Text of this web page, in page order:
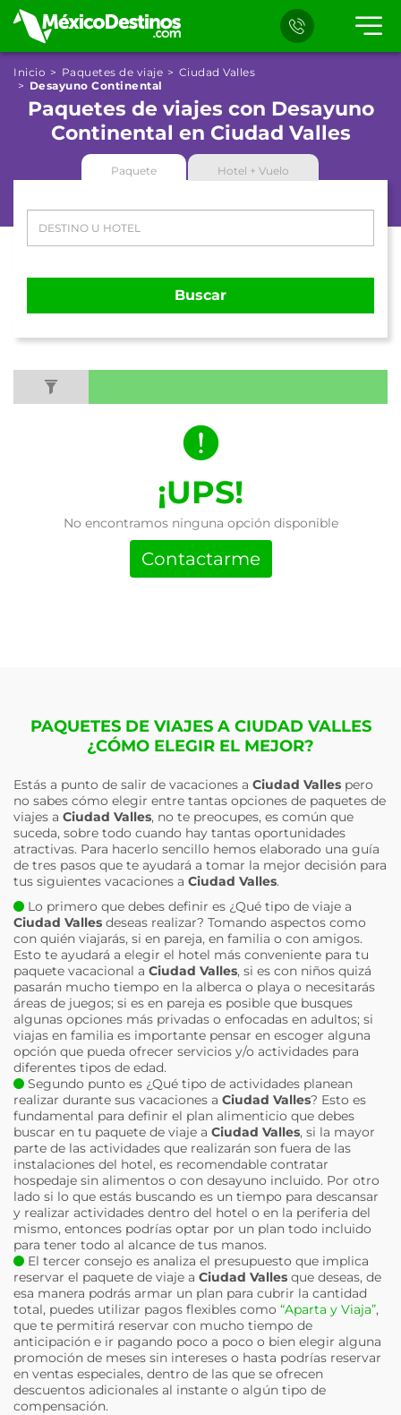
Inicio Paquetes de viaje
Ciudad Valles
Desayuno Continental
Paquetes de viajes con Desayuno
Continental en Ciudad Valles
Paquete Hotel + Vuelo
Buscar
¡UPS!
No encontramos ninguna opción disponible
Contactarme
PAQUETES DE VIAJES A CIUDAD VALLES
¿CÓMO ELEGIR EL MEJOR?
Estás a punto de salir de vacaciones a Ciudad Valles pero
no sabes cómo elegir entre tantas opciones de paquetes de
viajes a Ciudad Valles, no te preocupes, es común que
suceda, sobre todo cuando hay tantas oportunidades
atractivas. Para hacerlo sencillo hemos elaborado una guía
de tres pasos que te ayudará a tomar la mejor decisión para
tus siguientes vacaciones a Ciudad Valles.
Lo primero que debes definir es ¿Qué tipo de viaje a
Ciudad Valles deseas realizar? Tomando aspectos como
con quién viajarás, si en pareja, en familia o con amigos.
Esto te ayudará a elegir el hotel más conveniente para tu
paquete vacacional a Ciudad Valles, si es con niños quizá
pasarán mucho tiempo en la alberca o playa o necesitarás
áreas de juegos; si es en pareja es posible que busques
algunas opciones más privadas o enfocadas en adultos; si
viajas en familia es importante pensar en escoger alguna
opción que pueda ofrecer servicios y/o actividades para
diferentes tipos de edad.
Segundo punto es ¿Qué tipo de actividades planean
realizar durante sus vacaciones a Ciudad Valles? Esto es
fundamental para definir el plan alimenticio que debes
buscar en tu paquete de viaje a Ciudad Valles, si la mayor
parte de las actividades que realizarán son fuera de las
instalaciones del hotel, es recomendable contratar
hospedaje sin alimentos o con desayuno incluido. Por otro
lado si lo que estás buscando es un tiempo para descansar
y realizar actividades dentro del hotel o en la periferia del
mismo, entonces podrías optar por un plan todo incluido
para tener todo al alcance de tus manos.
El tercer consejo es analiza el presupuesto que implica
reservar el paquete de viaje a Ciudad Valles que deseas, de
esa manera podrás armar un plan para cubrir la cantidad
total, puedes utilizar pagos flexibles como “Aparta y Viaja”,
que te permitirá reservar con mucho tiempo de
anticipación e ir pagando poco a poco o bien elegir alguna
promoción de meses sin intereses o hasta podrías reservar
en ventas especiales, dentro de las que se ofrecen
descuentos adicionales al instante o algún tipo de
compensación.